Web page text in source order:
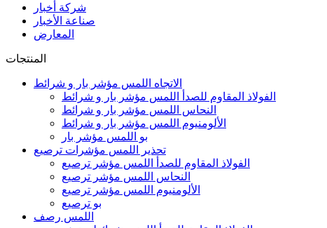
شركة أخبار
صناعة الأخبار
المعارض
المنتجات
الاتجاه اللمس مؤشر بار و شرائط
الفولاذ المقاوم للصدأ اللمس مؤشر بار و شرائط
النحاس اللمس مؤشر بار و شرائط
الألومنيوم اللمس مؤشر بار و شرائط
بو اللمس مؤشر بار
تحذير اللمس مؤشرات ترصيع
الفولاذ المقاوم للصدأ اللمس مؤشر ترصيع
النحاس اللمس مؤشر ترصيع
الألومنيوم اللمس مؤشر ترصيع
بو ترصيع
اللمس رصف